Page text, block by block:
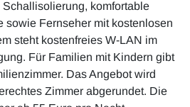
komfortable
sowie Fernseher mit kostenlosen
steht kostenfreies W-LAN im
Für Familien mit Kindern gibt
Das Angebot wird
Zimmer abgerundet. Die